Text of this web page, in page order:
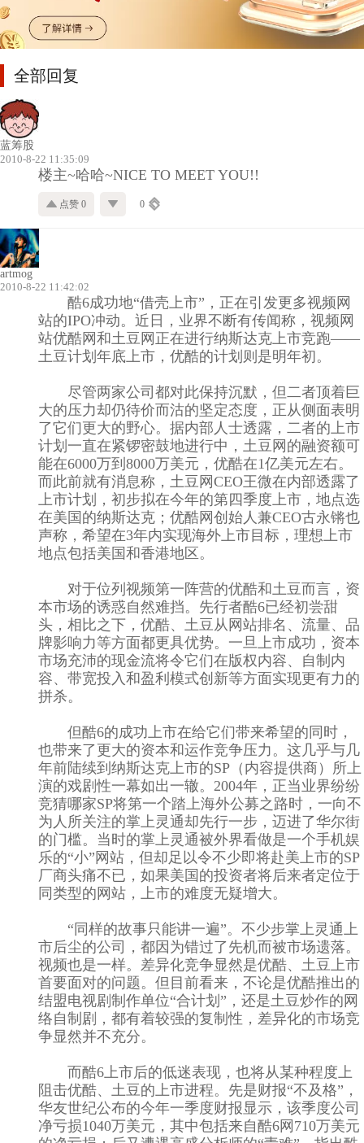
全部回复
蓝筹股
2010-8-22 11:35:09
楼主~哈哈~NICE TO MEET YOU!!
点赞 0 0
artmog
2010-8-22 11:42:02
酷6成功地“借壳上市”，正在引发更多视频网
站的IPO冲动。近日，业界不断有传闻称，视频网
站优酷网和土豆网正在进行纳斯达克上市竞跑——
土豆计划年底上市，优酷的计划则是明年初。
尽管两家公司都对此保持沉默，但二者顶着巨
大的压力却仍待价而沽的坚定态度，正从侧面表明
了它们更大的野心。据内部人士透露，二者的上市
计划一直在紧锣密鼓地进行中，土豆网的融资额可
能在6000万到8000万美元，优酷在1亿美元左右。
而此前就有消息称，土豆网CEO王微在内部透露了
上市计划，初步拟在今年的第四季度上市，地点选
在美国的纳斯达克；优酷网创始人兼CEO古永锵也
声称，希望在3年内实现海外上市目标，理想上市
地点包括美国和香港地区。
对于位列视频第一阵营的优酷和土豆而言，资
本市场的诱惑自然难挡。先行者酷6已经初尝甜
头，相比之下，优酷、土豆从网站排名、流量、品
牌影响力等方面都更具优势。一旦上市成功，资本
市场充沛的现金流将令它们在版权内容、自制内
容、带宽投入和盈利模式创新等方面实现更有力的
拼杀。
但酷6的成功上市在给它们带来希望的同时，
也带来了更大的资本和运作竞争压力。这几乎与几
年前陆续到纳斯达克上市的SP（内容提供商）所上
演的戏剧性一幕如出一辙。2004年，正当业界纷纷
竞猜哪家SP将第一个踏上海外公募之路时，一向不
为人所关注的掌上灵通却先行一步，迈进了华尔街
的门槛。当时的掌上灵通被外界看做是一个手机娱
乐的“小”网站，但却足以令不少即将赴美上市的SP
厂商头痛不已，如果美国的投资者将后来者定位于
同类型的网站，上市的难度无疑增大。
“同样的故事只能讲一遍”。不少步掌上灵通上
市后尘的公司，都因为错过了先机而被市场遗落。
视频也是一样。差异化竞争显然是优酷、土豆上市
首要面对的问题。但目前看来，不论是优酷推出的
结盟电视剧制作单位“合计划”，还是土豆炒作的网
络自制剧，都有着较强的复制性，差异化的市场竞
争显然并不充分。
而酷6上市后的低迷表现，也将从某种程度上
阻击优酷、土豆的上市进程。先是财报“不及格”，
华友世纪公布的今年一季度财报显示，该季度公司
净亏损1040万美元，其中包括来自酷6网710万美元